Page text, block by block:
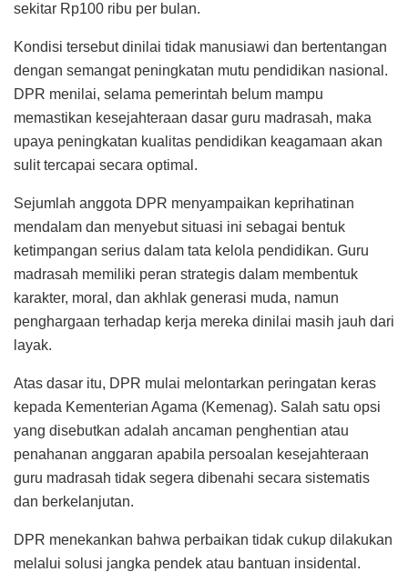
sekitar Rp100 ribu per bulan.
Kondisi tersebut dinilai tidak manusiawi dan bertentangan
dengan semangat peningkatan mutu pendidikan nasional.
DPR menilai, selama pemerintah belum mampu
memastikan kesejahteraan dasar guru madrasah, maka
upaya peningkatan kualitas pendidikan keagamaan akan
sulit tercapai secara optimal.
Sejumlah anggota DPR menyampaikan keprihatinan
mendalam dan menyebut situasi ini sebagai bentuk
ketimpangan serius dalam tata kelola pendidikan. Guru
madrasah memiliki peran strategis dalam membentuk
karakter, moral, dan akhlak generasi muda, namun
penghargaan terhadap kerja mereka dinilai masih jauh dari
layak.
Atas dasar itu, DPR mulai melontarkan peringatan keras
kepada Kementerian Agama (Kemenag). Salah satu opsi
yang disebutkan adalah ancaman penghentian atau
penahanan anggaran apabila persoalan kesejahteraan
guru madrasah tidak segera dibenahi secara sistematis
dan berkelanjutan.
DPR menekankan bahwa perbaikan tidak cukup dilakukan
melalui solusi jangka pendek atau bantuan insidental.